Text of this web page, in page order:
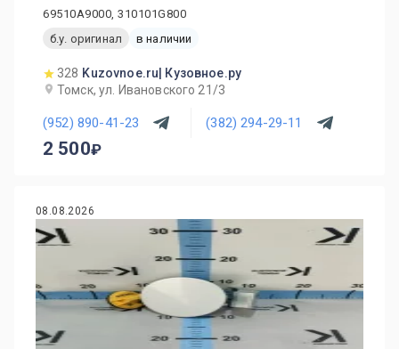
69510A9000, 310101G800
б.у. оригинал
в наличии
328 Kuzovnoe.ru| Кузовное.ру
Томск, ул. Ивановского 21/3
(952) 890-41-23 (382) 294-29-11
2 500
08.08.2026